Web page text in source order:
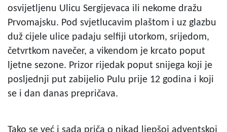
osvijetljenu Ulicu Sergijevaca ili nekome dražu
Prvomajsku. Pod svjetlucavim plaštom i uz glazbu
duž cijele ulice padaju selfiji utorkom, srijedom,
četvrtkom navečer, a vikendom je krcato poput
ljetne sezone. Prizor rijedak poput snijega koji je
posljednji put zabijelio Pulu prije 12 godina i koji
se i dan danas prepričava.
Tako se već i sada priča o nikad ljepšoj adventskoj